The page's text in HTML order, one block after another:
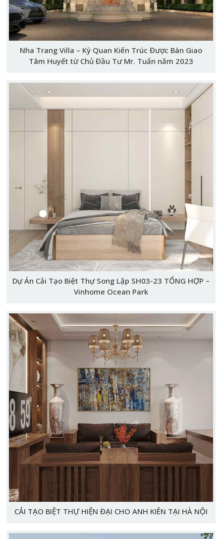
Nha Trang Villa – Kỳ Quan Kiến Trúc Được Bàn Giao
Tâm Huyết từ Chủ Đầu Tư Mr. Tuấn năm 2023
Dự Án Cải Tạo Biệt Thự Song Lập SH03-23 TỔNG HỢP –
Vinhome Ocean Park
CẢI TẠO BIỆT THỰ HIỆN ĐẠI CHO ANH KIÊN TẠI HÀ NỘI